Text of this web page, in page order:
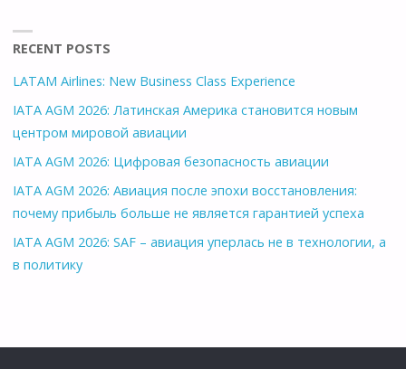
И
#ЛЕТОВГЕРМАНИИ
!"
RECENT POSTS
LATAM Airlines: New Business Class Experience
IATA AGM 2026: Латинская Америка становится новым
центром мировой авиации
IATA AGM 2026: Цифровая безопасность авиации
IATA AGM 2026: Авиация после эпохи восстановления:
почему прибыль больше не является гарантией успеха
IATA AGM 2026: SAF – авиация уперлась не в технологии, а
в политику